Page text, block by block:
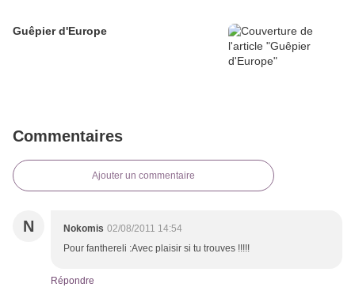
Guêpier d'Europe
Commentaires
Ajouter un commentaire
N Nokomis 02/08/2011 14:54
Pour fanthereli :Avec plaisir si tu trouves !!!!!
Répondre